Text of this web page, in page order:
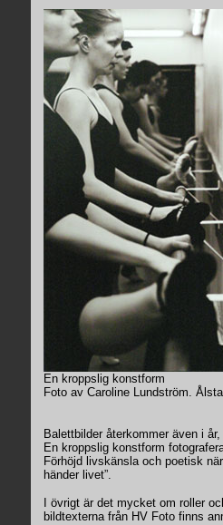
En kroppslig konstform
Foto av Caroline Lundström.
Balettbilder återkommer även i
En kroppslig konstform
Förhöjd livskänsla och poetisk
händer livet”.
I övrigt är det mycket om roller
bildtexterna från HV Foto finns